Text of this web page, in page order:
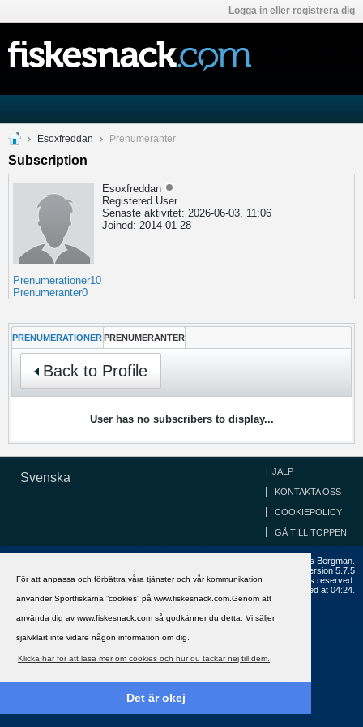
För att anpassa och förbättra våra tjänster och vår kommunikation
använder Sportfiskarna ”cookies” på www.fiskesnack.com.Genom att
använda dig av www.fiskesnack.com så godkänner du detta. Vi säljer
självklart inte vidare någon information om dig.
Klicka här för att läsa mer om cookies och hur du tackar nej till dem.
Det är okej
Logga in eller registrera dig
Esoxfreddan Prenumeranter
Subscription
Esoxfreddan
Registered User
Senaste aktivitet: 2026-06-03, 11:06
Joined: 2014-01-28
Prenumerationer10
Prenumeranter0
PRENUMERATIONER PRENUMERANTER
Back to Profile
User has no subscribers to display...
Svenska HJÄLP
KONTAKTA OSS
COOKIEPOLICY
GÅ TILL TOPPEN
Copyright ©2002 - 2021, FiskeSnack.com. Grundad 2002 av Anders Bergman.
Version 5.7.5
Copyright © 2026 MH Sub I, LLC dba vBulletin. All rights reserved.
All times are GMT+1. This page was generated at 04:24.